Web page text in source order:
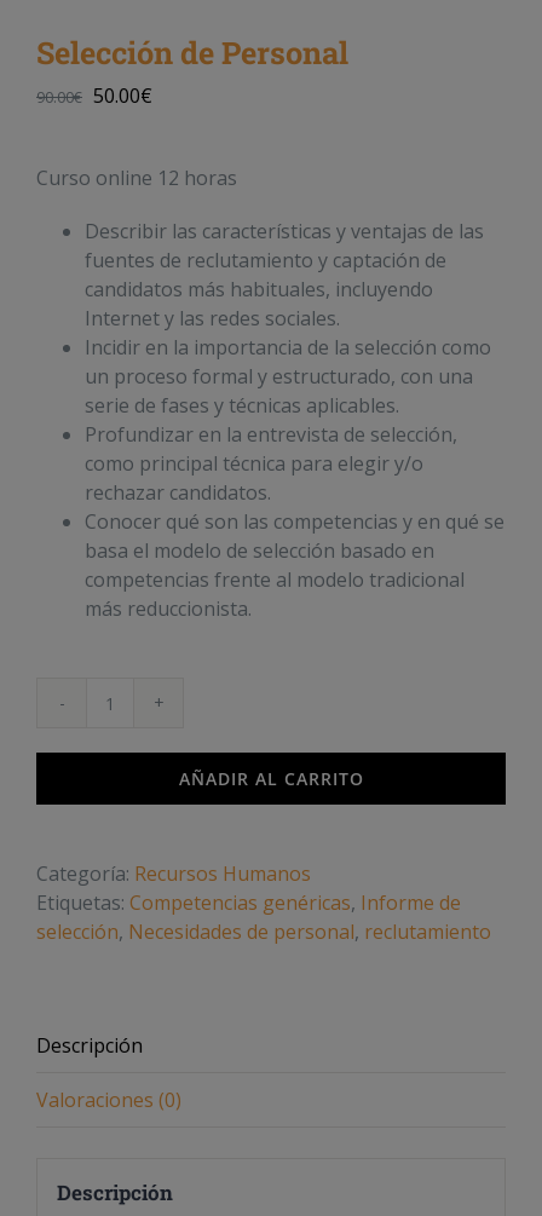
Selección de Personal
90.00€ 50.00€
Curso online 12 horas
Describir las características y ventajas de las
fuentes de reclutamiento y captación de
candidatos más habituales, incluyendo
Internet y las redes sociales.
Incidir en la importancia de la selección como
un proceso formal y estructurado, con una
serie de fases y técnicas aplicables.
Profundizar en la entrevista de selección,
como principal técnica para elegir y/o
rechazar candidatos.
Conocer qué son las competencias y en qué se
basa el modelo de selección basado en
competencias frente al modelo tradicional
más reduccionista.
Selección
Personal
cantidad
AÑADIR AL CARRITO
Categoría: Recursos Humanos
Etiquetas: Competencias genéricas, Informe de
selección, Necesidades de personal, reclutamiento
Descripción
Valoraciones (0)
Descripción